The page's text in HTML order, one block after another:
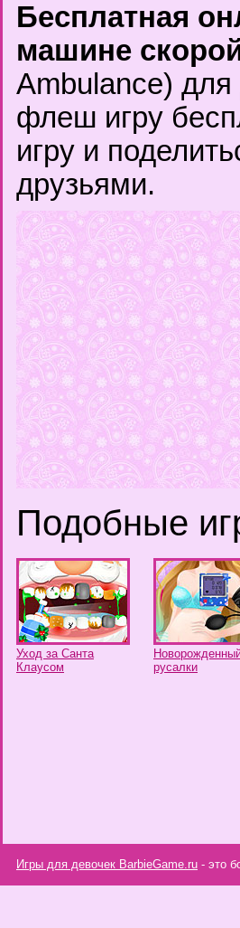
Бесплатная
машине
Ambulance)
флеш игру
игру и
друзьями.
Подобные
Уход за Санта
Клаусом
русалки
Игры для девочек BarbieGame.ru - это